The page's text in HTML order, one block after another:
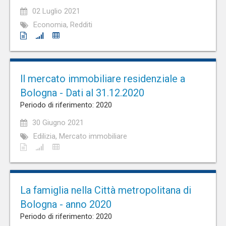
02 Luglio 2021
Economia, Redditi
ll mercato immobiliare residenziale a
Bologna - Dati al 31.12.2020
Periodo di riferimento: 2020
30 Giugno 2021
Edilizia, Mercato immobiliare
La famiglia nella Città metropolitana di
Bologna - anno 2020
Periodo di riferimento: 2020